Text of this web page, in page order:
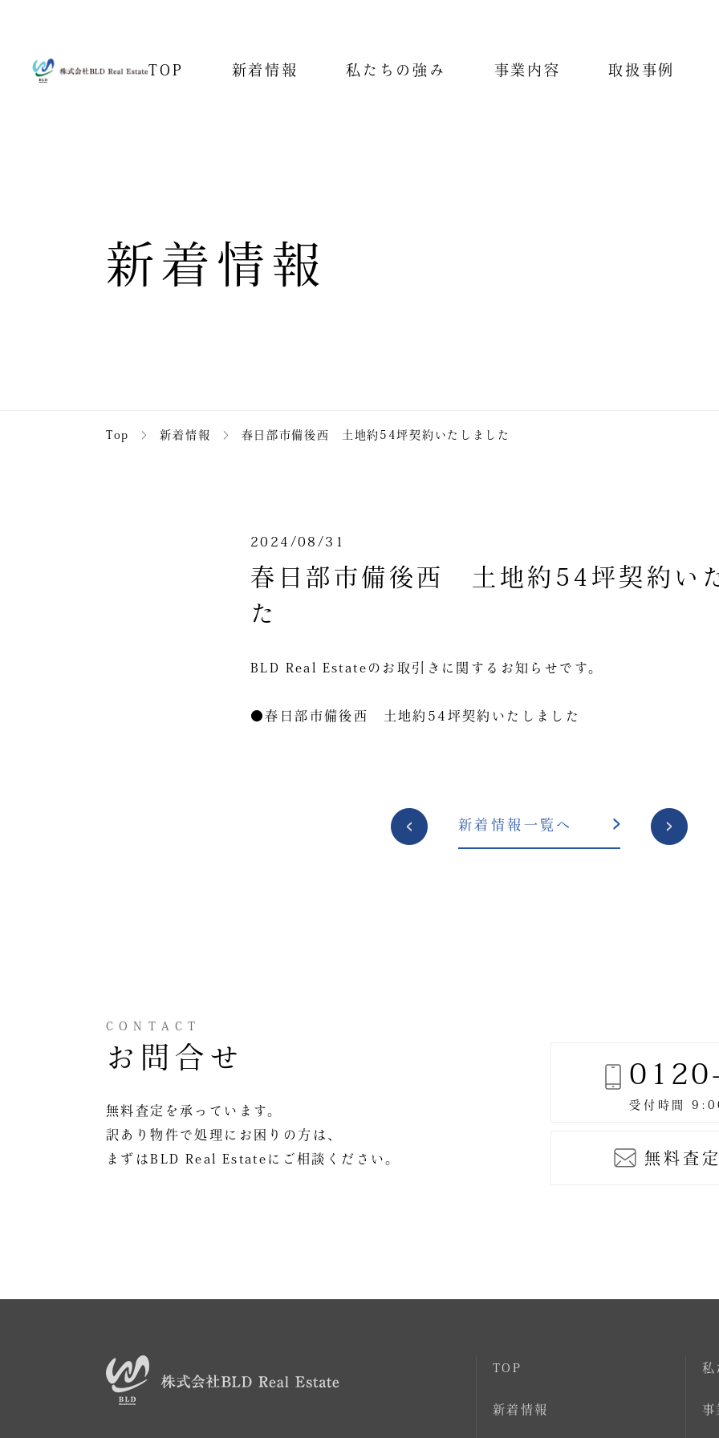
TOP 新着情報 私たちの強み 事業内容 取扱事例
新着情報
Top ＞ 新着情報 ＞ 春日部市備後西 土地約54坪契約いたしました
2024/08/31
春日部市備後西 土地約54坪契約い
た
BLD Real Estateのお取引きに関するお知らせです。
●春日部市備後西 土地約54坪契約いたしました
投
稿
新着情報一覧へ
CONTACT
お問合せ
無料査定を承っています。
訳あり物件で処理にお困りの方は、
まずはBLD Real Estateにご相談ください。
無料査
TOP
新着情報
私
事